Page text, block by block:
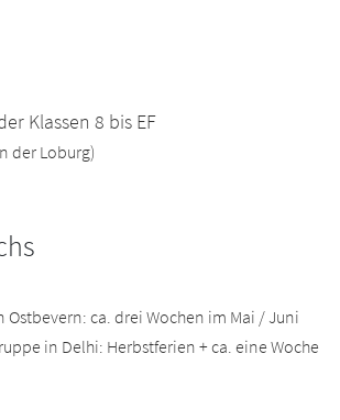
Klassen 8 bis EF
der Loburg)
Ostbevern: ca. drei Wochen im Mai / Juni
in Delhi: Herbstferien + ca. eine Woche